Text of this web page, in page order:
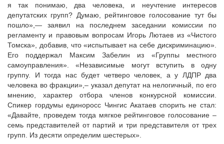
Вопрос-ответ
ВАРМСУ
Новости ВАРМСУ
НАСЕЛЕНИЕ И МСУ
Новости ТОС
Лучшие практики ТОС
ЮРИДИЧЕСКИЙ СОВЕТ
Новости юридического совета
я так понимаю, два человека, и неучтение интересов
депутатских групп? Думаю, рейтинговое голосование тут бы
пошло»,— заявил на последнем заседании комиссии по
регламенту и правовым вопросам Игорь Лютаев из «Чистого
Томска», добавив, что «испытывает на себе дискриминацию».
Его поддержал Максим Забелин из «Группы местного
самоуправления». «Независимые могут вступить в одну
группу. И тогда нас будет четверо человек, а у ЛДПР два
человека во фракции»,– указал депутат на нелогичный, по его
мнению, характер отбора членов конкурсной комиссии.
Спикер гордумы единоросс Чингис Акатаев спорить не стал:
«Давайте, проведем тогда мягкое рейтинговое голосование –
семь представителей от партий и три представителя от трех
групп. Из десяти определим шестерых».